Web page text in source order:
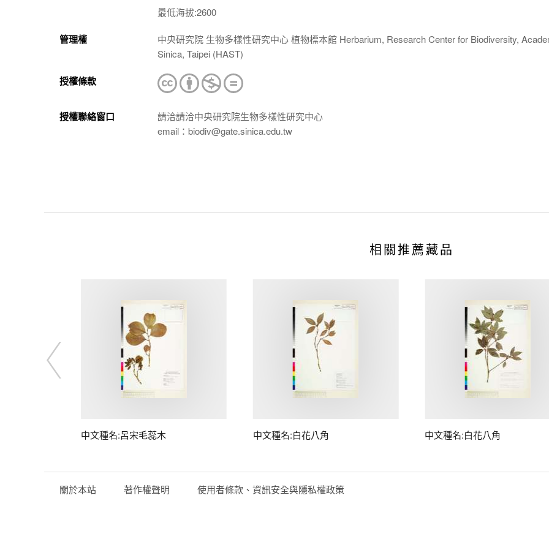
最低海拔:2600
管理權
中央研究院 生物多樣性研究中心 植物標本館 Herbarium, Research Center for Biodiversity,
Sinica, Taipei (HAST)
授權條款
授權聯絡窗口
請洽請洽中央研究院生物多樣性研究中心
email：biodiv@gate.sinica.edu.tw
相關推薦藏品
中文種名:呂宋毛蕊木 中文種名:白花八角 中文種名:白花八角
關於本站 著作權聲明 使用者條款、資訊安全與隱私權政策